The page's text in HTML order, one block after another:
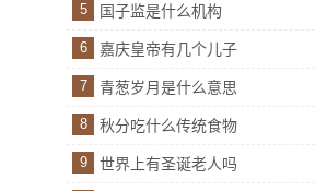
5 国子监是什么机构
6 嘉庆皇帝有几个儿子
7 青葱岁月是什么意思
8 秋分吃什么传统食物
9 世界上有圣诞老人吗